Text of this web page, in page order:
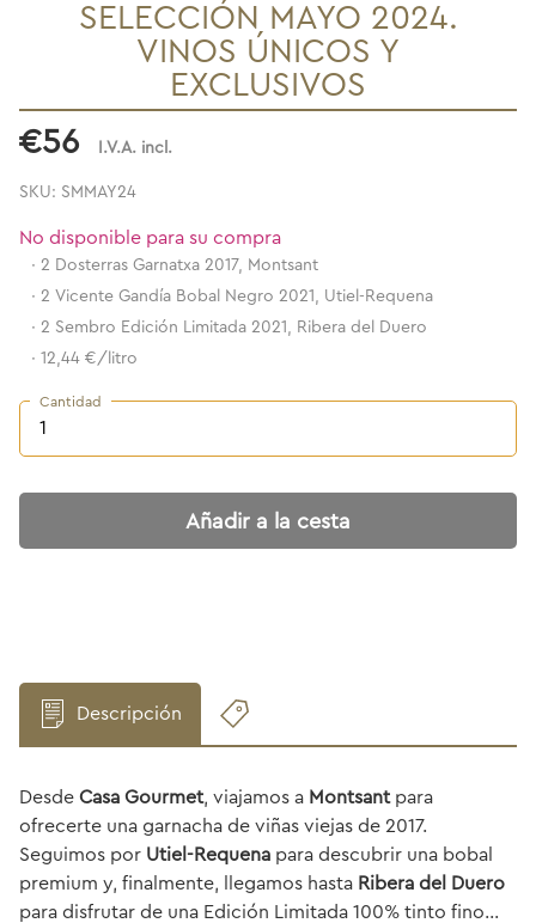
SELECCIÓN MAYO 2024.
VINOS ÚNICOS Y
EXCLUSIVOS
€56
I.V.A. incl.
SKU: SMMAY24
No disponible para su compra
· 2 Dosterras Garnatxa 2017, Montsant
· 2 Vicente Gandía Bobal Negro 2021, Utiel-Requena
· 2 Sembro Edición Limitada 2021, Ribera del Duero
· 12,44 €/litro
Cantidad
Añadir a la cesta
Descripción
Desde Casa Gourmet, viajamos a Montsantpara
ofrecerte una garnacha de viñas viejas de 2017.
Seguimos por Utiel-Requena para descubrir una bobal
premium y, finalmente, llegamos hasta Ribera del Duero
para disfrutar de una Edición Limitada 100% tinto fino…